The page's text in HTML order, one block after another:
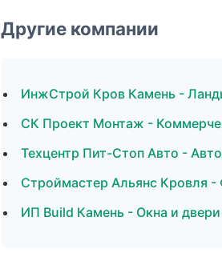
Другие компании
ИнжСтрой Кров Камень -
СК Проект Монтаж -
Техцентр Пит-Стоп Авто -
Строймастер Альянс Кровля
ИП Build Камень - Окна и